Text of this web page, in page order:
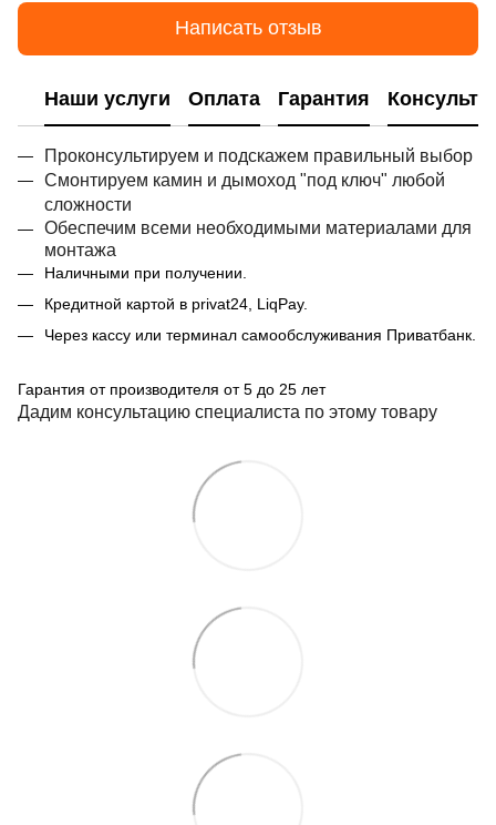
Написать отзыв
Наши услуги Оплата Гарантия
Проконсультируем и подскажем правильный выбор
Смонтируем камин и дымоход "под ключ" любой
сложности
Обеспечим всеми необходимыми материалами для
монтажа
Наличными при получении.
Кредитной картой в privat24, LiqPay.
Через кассу или терминал самообслуживания Приватбанк.
Гарантия от производителя от 5 до 25 лет
Дадим консультацию специалиста по этому товару